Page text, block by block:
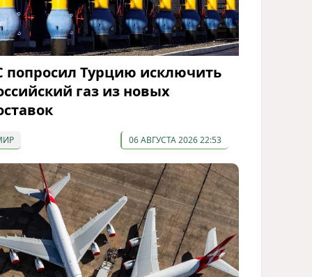
попросил Турцию исключить
газ из новых
06 АВГУСТА 2026 22:53